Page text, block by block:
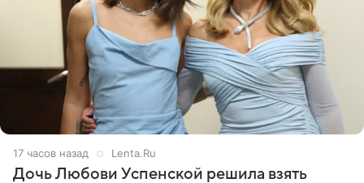
17 часов назад Lenta.Ru
Дочь Любови Успенской решила взять